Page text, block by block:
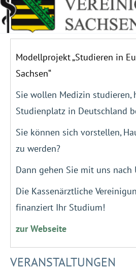
Modellprojekt „Studieren in
Sachsen“
Sie wollen Medizin studieren,
Studienplatz in Deutschland
Sie können sich vorstellen,
zu werden?
Dann gehen Sie mit uns nach
Die Kassenärztliche
finanziert Ihr Studium!
zur Webseite
VERANSTALTUNGEN